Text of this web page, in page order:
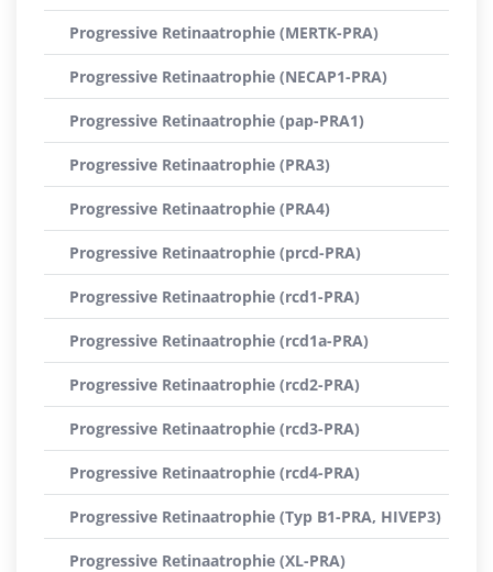
Progressive Retinaatrophie (MERTK-PRA)
Progressive Retinaatrophie (NECAP1-PRA)
Progressive Retinaatrophie (pap-PRA1)
Progressive Retinaatrophie (PRA3)
Progressive Retinaatrophie (PRA4)
Progressive Retinaatrophie (prcd-PRA)
Progressive Retinaatrophie (rcd1-PRA)
Progressive Retinaatrophie (rcd1a-PRA)
Progressive Retinaatrophie (rcd2-PRA)
Progressive Retinaatrophie (rcd3-PRA)
Progressive Retinaatrophie (rcd4-PRA)
Progressive Retinaatrophie (Typ B1-PRA, HIVEP3)
Progressive Retinaatrophie (XL-PRA)